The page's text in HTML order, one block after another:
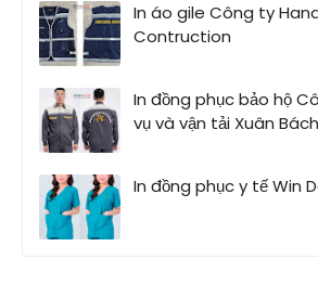
In áo gile Công ty
Contruction
In đồng phục bảo hộ
vụ và vận tải Xuân Bách
In đồng phục y tế Win